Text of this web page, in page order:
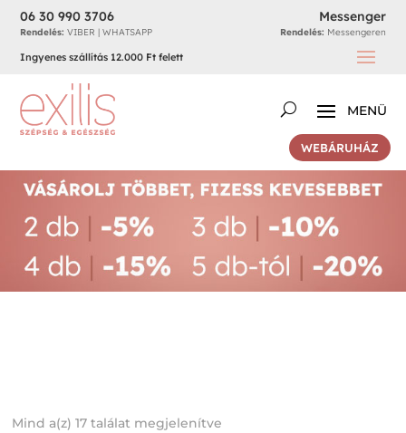
06 30 990 3706
Rendelés: VIBER | WHATSAPP
Messenger
Rendelés: Messengeren
Ingyenes szállítás 12.000 Ft felett
WEBÁRUHÁZ
Mind a(z) 17 találat megjelenítve